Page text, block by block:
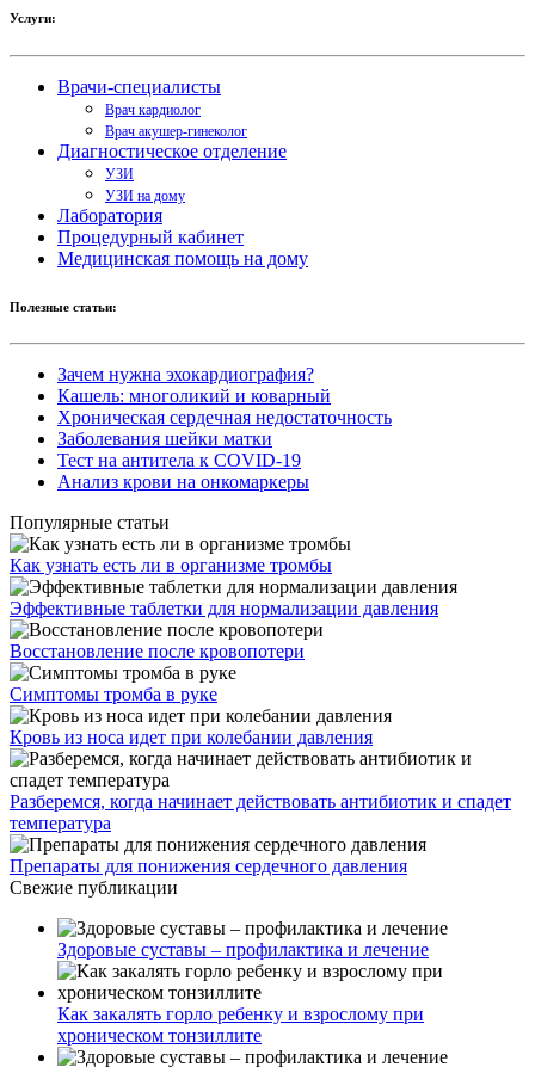
Услуги:
Врачи-специалисты
Врач кардиолог
Врач акушер-гинеколог
Диагностическое отделение
УЗИ
УЗИ на дому
Лаборатория
Процедурный кабинет
Медицинская помощь на дому
Полезные статьи:
Зачем нужна эхокардиография?
Кашель: многоликий и коварный
Хроническая сердечная недостаточность
Заболевания шейки матки
Тест на антитела к COVID-19
Анализ крови на онкомаркеры
Популярные статьи
Как узнать есть ли в организме тромбы
Эффективные таблетки для нормализации давления
Восстановление после кровопотери
Симптомы тромба в руке
Кровь из носа идет при колебании давления
Разберемся, когда начинает действовать антибиотик и спадет
температура
Препараты для понижения сердечного давления
Свежие публикации
Здоровые суставы – профилактика и лечение
Как закалять горло ребенку и взрослому при
хроническом тонзиллите